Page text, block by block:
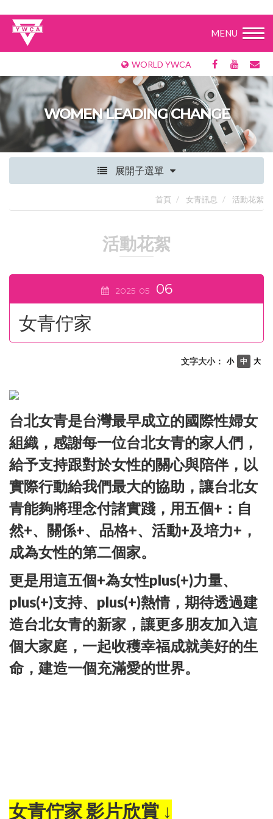
MENU
WORLD YWCA
WOMEN LEADING CHANGE
展開子選單
首頁 女青訊息 活動花絮
活動花絮
2025 05 06
女青佇家
大
中
小
文字大小：
台北女青是台灣最早成立的國際性婦女
組織，感謝每一位台北女青的家人們，
給予支持跟對於女性的關心與陪伴，以
實際行動給我們最大的協助，讓台北女
青能夠將理念付諸實踐，用五個+：自
然+、關係+、品格+、活動+及培力+，
成為女性的第二個家。
更是用這五個+為女性plus(+)力量、
plus(+)支持、plus(+)熱情，期待透過建
造台北女青的新家，讓更多朋友加入這
個大家庭，一起收穫幸福成就美好的生
命，建造一個充滿愛的世界。
女青佇家 影片欣賞 ↓